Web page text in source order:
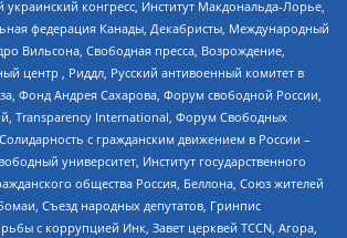
украинский конгресс, Институт Макдональда-Лорье,
федерация Канады, Декабристы, Международный
Вильсона, Свободная пресса, Возрождение,
центр , Риддл, Русский антивоенный комитет в
Фонд Андрея Сахарова, Форум свободной России,
Transparеncy International, Форум Свободных
с гражданским движением в России –
университет, Институт государственного
общества Россия, Беллона, Союз жителей
Съезд народных депутатов, Гринпис
с коррупцией Инк, Завет церквей TCCN, Агора,